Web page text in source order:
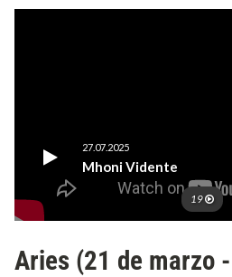
Aries (21 de marzo